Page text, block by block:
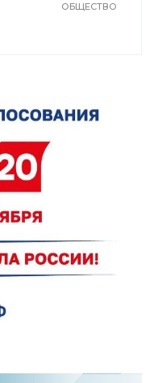
ОБЩЕСТВО